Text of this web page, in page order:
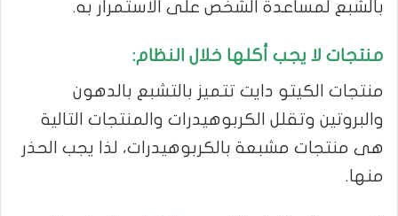
بالشبع لمساعدة الشخص على الاستمرار به.
منتجات لا يجب أكلها خلال النظام:
منتجات الكيتو دايت تتميز بالتشبع بالدهون
والبروتين وتقلل الكربوهيدرات والمنتجات التالية
هى منتجات مشبعة بالكربوهيدرات، لذا يجب الحذر
منها.